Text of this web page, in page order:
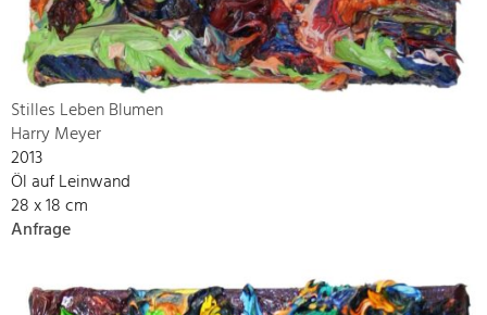
Stilles Leben Blumen
Harry Meyer
2013
Öl auf Leinwand
28 x 18 cm
Anfrage